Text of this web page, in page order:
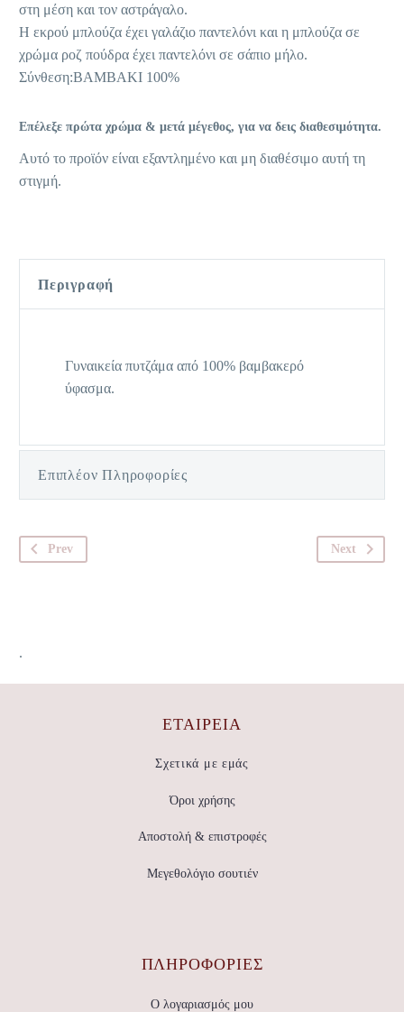
στη μέση και τον αστράγαλο.
Η εκρού μπλούζα έχει γαλάζιο παντελόνι και η μπλούζα σε
χρώμα ροζ πούδρα έχει παντελόνι σε σάπιο μήλο.
Σύνθεση:ΒΑΜΒΑΚΙ 100%
Επέλεξε πρώτα χρώμα & μετά μέγεθος, για να δεις διαθεσιμότητα.
Αυτό το προϊόν είναι εξαντλημένο και μη διαθέσιμο αυτή τη
στιγμή.
Περιγραφή
Γυναικεία πυτζάμα από 100% βαμβακερό
ύφασμα.
Επιπλέον Πληροφορίες
Prev Next
.
ΕΤΑΙΡΕΊΑ
Σχετικά με εμάς
Όροι χρήσης
Αποστολή & επιστροφές
Μεγεθολόγιο σουτιέν
ΠΛΗΡΟΦΟΡΙΕΣ
Ο λογαριασμός μου